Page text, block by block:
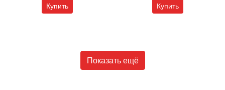
Купить Купить
Показать ещё